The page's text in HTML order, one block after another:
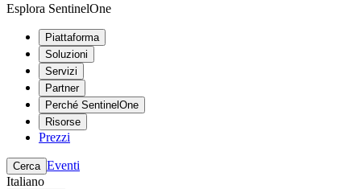
Esplora SentinelOne
Piattaforma
Soluzioni
Servizi
Partner
Perché SentinelOne
Risorse
Prezzi
Cerca Eventi
Italiano